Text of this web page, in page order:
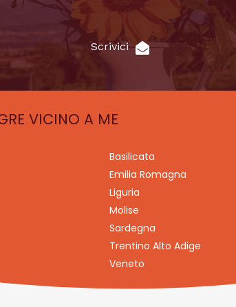
Scrivici
VICINO A ME
Basilicata
Emilia Romagna
Liguria
Molise
Sardegna
Trentino Alto Adige
Veneto